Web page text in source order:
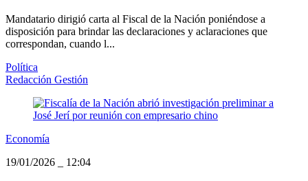
Mandatario dirigió carta al Fiscal de la Nación poniéndose a
disposición para brindar las declaraciones y aclaraciones que
correspondan, cuando l...
Política
Redacción Gestión
Economía
19/01/2026
12:04